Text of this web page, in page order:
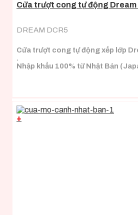
Cửa trượt cong tự động Dream
DREAM DCR5
Cửa trượt cong tự động xếp lớp
.
Nhập khẩu 100% từ Nhật Bản
+